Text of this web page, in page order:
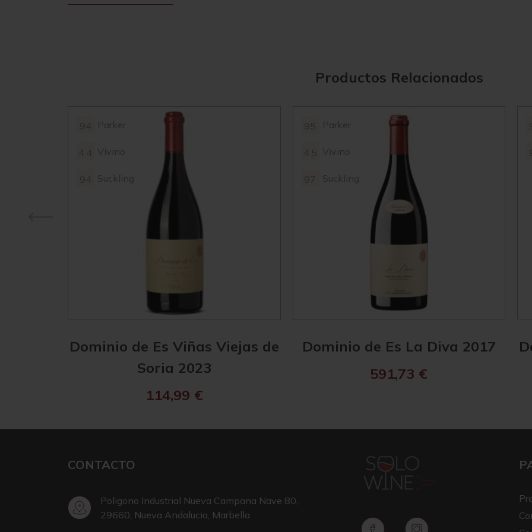
Productos Relacionados
Parker
Vivino
Suckling
Dominio de Es Viñas Viejas de
Soria 2023
114,99 €
Parker
Vivino
Suckling
Dominio de Es La Diva 2017
591,73 €
CONTACTO
Poligono Industrial Nueva Campana Nave 80,
29660, Nueva Andalucia, Marbella